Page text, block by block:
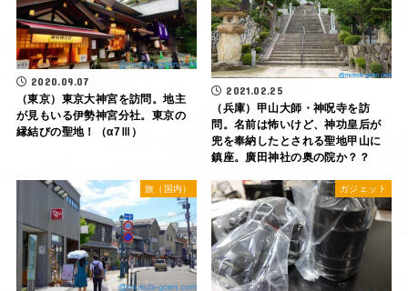
2020.09.07
（東京）東京大神宮を訪問。地主
が見もいる伊勢神宮分社。東京の
縁結びの聖地！（α7Ⅲ）
2021.02.25
（兵庫）甲山大師・神呪寺を訪
問。名前は怖いけど、神功皇后が
兜を奉納したとされる聖地甲山に
鎮座。廣田神社の奥の院か？？
旅（国内） ガジェット